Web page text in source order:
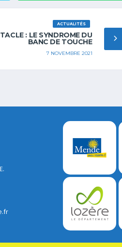
ACTUALITÉS
: LE SYNDROME DU
BANC DE TOUCHE
7 NOVEMBRE 2021